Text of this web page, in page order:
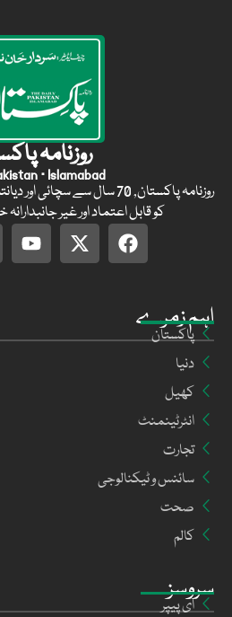
سروسز
ای پیپر
اہم زمرے
پاکستان
دنیا
کھیل
انٹرٹینمنٹ
تجارت
سائنس و ٹیکنالوجی
صحت
کالم
روزنامہ
· Islamabad
روزنامہ پاکستان, 70 سال سے
کو قابل اعتماد اور غیر